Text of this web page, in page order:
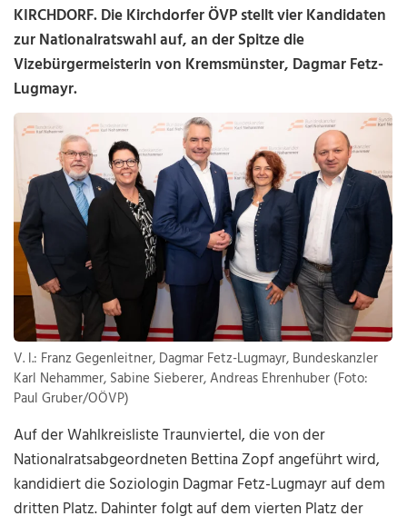
KIRCHDORF. Die Kirchdorfer ÖVP stellt vier Kandidaten
zur Nationalratswahl auf, an der Spitze die
Vizebürgermeisterin von Kremsmünster, Dagmar Fetz-
Lugmayr.
V. l.: Franz Gegenleitner, Dagmar Fetz-Lugmayr, Bundeskanzler
Karl Nehammer, Sabine Sieberer, Andreas Ehrenhuber (Foto:
Paul Gruber/OÖVP)
Auf der Wahlkreisliste Traunviertel, die von der
Nationalratsabgeordneten Bettina Zopf angeführt wird,
kandidiert die Soziologin Dagmar Fetz-Lugmayr auf dem
dritten Platz. Dahinter folgt auf dem vierten Platz der